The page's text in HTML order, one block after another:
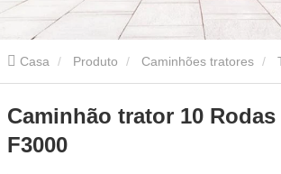
Casa Produto Caminhões tratores
Caminhão trator 10 Rodas
F3000